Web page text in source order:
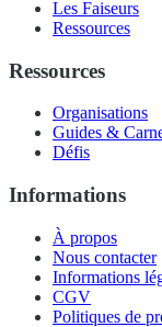
Les Faiseurs
Ressources
Ressources
Organisations
Guides &
Défis
Informations
À propos
Nous contacter
Informations
CGV
Politiques de